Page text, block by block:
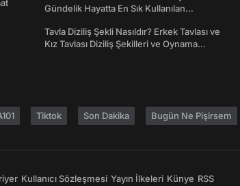
Gündelik Hayatta En Sık Kullanılan
Tavla Diziliş Şekli Nasıldır? Erkek Tavlası ve
Kız Tavlası Diziliş Şekilleri ve Oynama
Tiktok Son Dakika Bugün Ne Pişirsem
Kullanıcı Sözleşmesi Yayın İlkeleri Künye RSS